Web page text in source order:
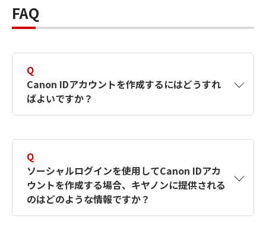
FAQ
Q
Canon IDアカウントを作成するにはどうすれ
ばよいですか？
す。詳しい作成方法は【カメラ】Canon IDとは
何ですか？Canon IDの作成方法は？をご確認く
ださい。
Q
ソーシャルログインを使用してCanon IDアカ
ウントを作成する場合、キヤノンに提供される
のはどのような情報ですか？